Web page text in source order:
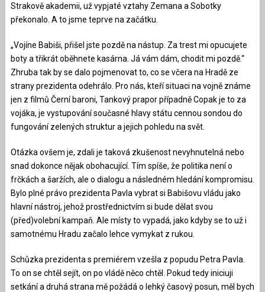
Strakově akademii, už vypjaté vztahy Zemana a Sobotky
překonalo. A to jsme teprve na začátku.
„Vojíne Babiši, přišel jste pozdě na nástup. Za trest mi opucujete
boty a třikrát oběhnete kasárna. Já vám dám, chodit mi pozdě.“
Zhruba tak by se dalo pojmenovat to, co se včera na Hradě ze
strany prezidenta odehrálo. Pro nás, kteří situaci na vojně známe
jen z filmů Černí baroni, Tankový prapor případně Copak je to za
vojáka, je vystupování současné hlavy státu cennou sondou do
fungování zelených struktur a jejich pohledu na svět.
Otázka ovšem je, zdali je taková zkušenost nevyhnutelná nebo
snad dokonce nějak obohacující. Tím spíše, že politika není o
frčkách a šaržích, ale o dialogu a následném hledání kompromisu.
Bylo plné právo prezidenta Pavla vybrat si Babišovu vládu jako
hlavní nástroj, jehož prostřednictvím si bude dělat svou
(před)volební kampaň. Ale místy to vypadá, jako kdyby se to už i
samotnému Hradu začalo lehce vymykat z rukou.
Schůzka prezidenta s premiérem vzešla z popudu Petra Pavla.
To on se chtěl sejít, on po vládě něco chtěl. Pokud tedy iniciuji
setkání a druhá strana mě požádá o lehký časový posun, měl bych